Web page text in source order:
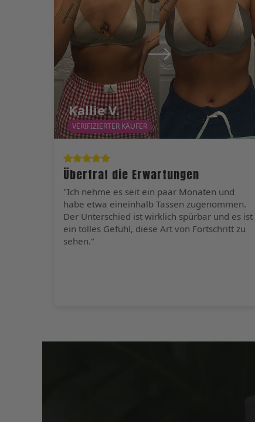
Kallie V.
VERIFIZIERTER KÄUFER
Übertraf die Erwartungen
"Ich nehme es seit ein paar Monaten und
habe etwa eineinhalb Tassen zugenommen.
Der Unterschied ist wirklich spürbar und es ist
ein tolles Gefühl, diese Art von Fortschritt zu
sehen."